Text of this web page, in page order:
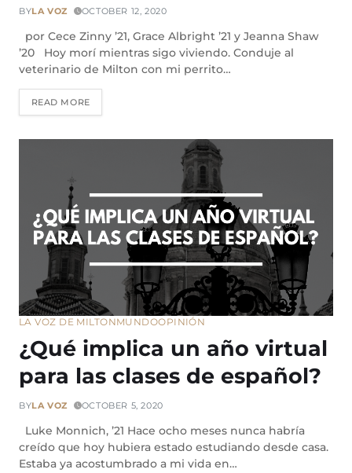
BYLA VOZ OCTOBER 12, 2020
por Cece Zinny ’21, Grace Albright ’21 y Jeanna Shaw
’20 Hoy morí mientras sigo viviendo. Conduje al
veterinario de Milton con mi perrito…
READ MORE
LA VOZ DE MILTONMUNDOOPINIÓN
¿Qué implica un año virtual
para las clases de español?
BYLA VOZ OCTOBER 5, 2020
Luke Monnich, ’21 Hace ocho meses nunca habría
creído que hoy hubiera estado estudiando desde casa.
Estaba ya acostumbrado a mi vida en…